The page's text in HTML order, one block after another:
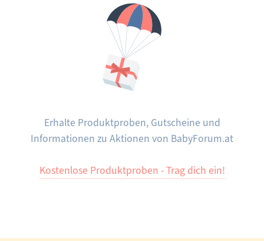
Erhalte Produktproben, Gutscheine und
Informationen zu Aktionen von BabyForum.at
Kostenlose Produktproben - Trag dich ein!